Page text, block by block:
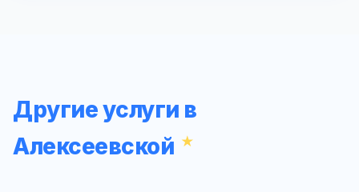
Другие услуги в
Алексеевской